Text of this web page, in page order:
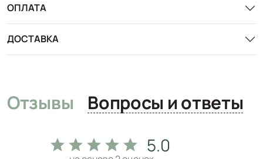
ОПЛАТА
ДОСТАВКА
Отзывы Вопросы и ответы
5.0